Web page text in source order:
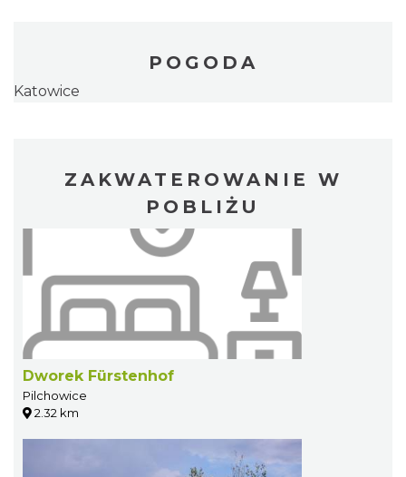
POGODA
Katowice
ZAKWATEROWANIE W
POBLIŻU
Dworek Fürstenhof
Pilchowice
2.32 km